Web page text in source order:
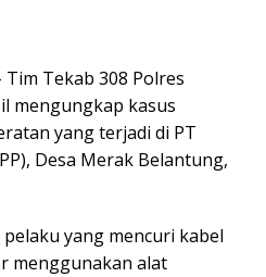
Tim Tekab 308 Polres
mengungkap kasus
yang terjadi di PT
Desa Merak Belantung,
yang mencuri kabel
menggunakan alat